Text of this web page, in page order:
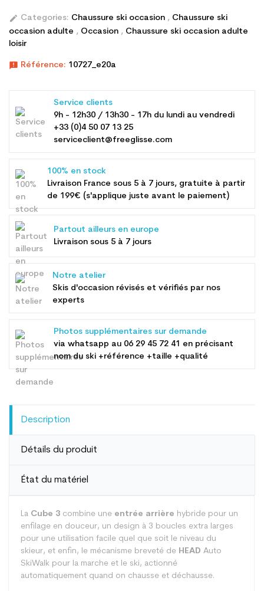
edit Categories: Chaussure ski occasion , Chaussure ski
occasion adulte , Occasion , Chaussure ski occasion adulte
loisir
announcement Référence: 10727_e20a
Service clients
9h - 12h30 / 13h30 - 17h du lundi au vendredi
+33 (0)4 50 07 13 25
serviceclient@freeglisse.com
100% en stock
Livraison France sous 5 à 7 jours, gratuite à partir
de 199€ (s'applique juste avant le paiement)
Partout ailleurs en europe
Livraison sous 5 à 7 jours
Notre atelier
Skis d'occasion révisés et vérifiés par nos
experts
Photos supplémentaires sur demande
via whatsapp au 06 29 45 72 41 en précisant
nom du ski +référence +taille +qualité
Description
Détails du produit
État du matériel
La Cube 3 combine une entrée arrière hybride pour un
enfilage en douceur, un design à 3 boucles extra larges
pour une utilisation facile quel que soit le niveau du
skieur, et enfin, le mécanisme breveté de HEAD Auto
SkiWalk pour la marche et le ski, actionné
automatiquement quand on chausse et déchausse.